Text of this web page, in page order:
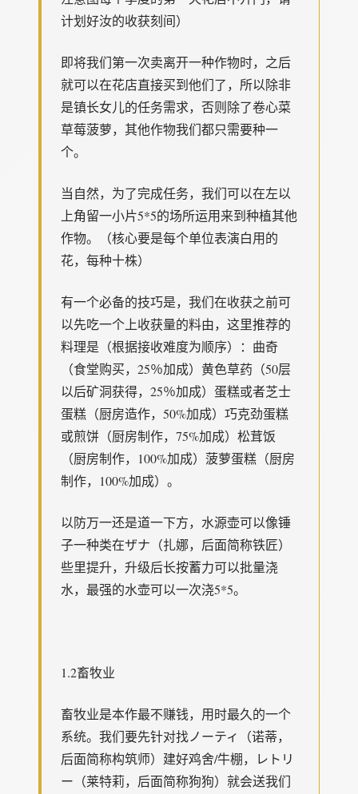
计划好汝的收获刻间）
即将我们第一次卖离开一种作物时，之后
就可以在花店直接买到他们了，所以除非
是镇长女儿的任务需求，否则除了卷心菜
草莓菠萝，其他作物我们都只需要种一
个。
当自然，为了完成任务，我们可以在左以
上角留一小片5*5的场所运用来到种植其他
作物。（核心要是每个单位表演白用的
花，每种十株）
有一个必备的技巧是，我们在收获之前可
以先吃一个上收获量的料由，这里推荐的
料理是（根据接收难度为顺序）：曲奇
（食堂购买，25％加成）黄色草药（50层
以后矿洞获得，25％加成）蛋糕或者芝士
蛋糕（厨房造作，50%加成）巧克劲蛋糕
或煎饼（厨房制作，75%加成）松茸饭
（厨房制作，100%加成）菠萝蛋糕（厨房
制作，100%加成）。
以防万一还是道一下方，水源壶可以像锤
子一种类在ザナ（扎娜，后面简称铁匠）
些里提升，升级后长按蓄力可以批量浇
水，最强的水壶可以一次浇5*5。
1.2畜牧业
畜牧业是本作最不赚钱，用时最久的一个
系统。我们要先针对找ノーティ（诺蒂，
后面简称构筑师）建好鸡舍/牛棚，レトリ
ー（莱特莉，后面简称狗狗）就会送我们